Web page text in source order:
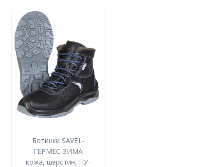
Ботинки SAVЁL-
ГЕРМЕС-ЗИМА
кожа, шерстин, ПУ-